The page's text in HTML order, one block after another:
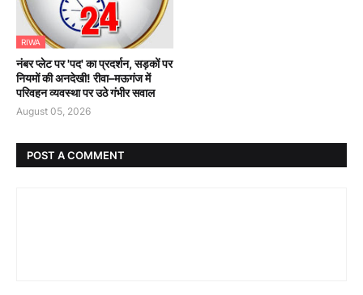
RIWA
नंबर प्लेट पर 'पद' का प्रदर्शन, सड़कों पर
नियमों की अनदेखी! रीवा–मऊगंज में
परिवहन व्यवस्था पर उठे गंभीर सवाल
August 05, 2026
POST A COMMENT